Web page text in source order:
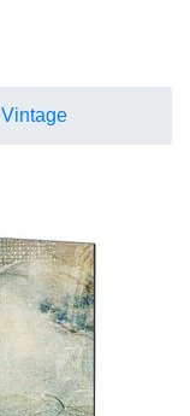
Vintage